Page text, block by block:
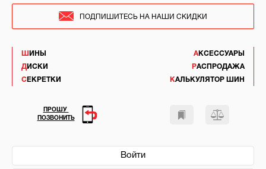
ШИНЫ
ДИСКИ
СЕКРЕТКИ
АКСЕССУАРЫ
РАСПРОДАЖА
КАЛЬКУЛЯТОР ШИН
Войти
ПОДПИШИТЕСЬ НА НАШИ СКИДКИ
ПРОШУ
ПОЗВОНИТЬ